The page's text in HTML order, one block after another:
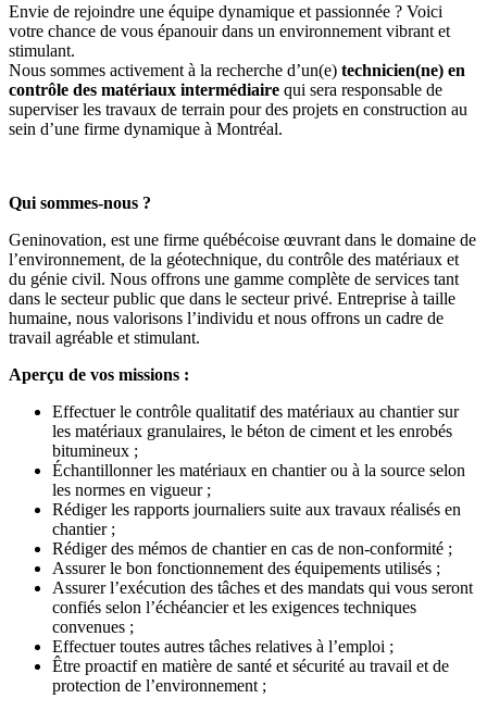
Envie de rejoindre une équipe dynamique et passionnée ? Voici
votre chance de vous épanouir dans un environnement vibrant et
stimulant.
Nous sommes activement à la recherche d’un(e) technicien(ne) en
contrôle des matériaux intermédiaire qui sera responsable de
superviser les travaux de terrain pour des projets en construction au
sein d’une firme dynamique à Montréal.
Qui sommes-nous ?
Geninovation, est une firme québécoise œuvrant dans le domaine de
l’environnement, de la géotechnique, du contrôle des matériaux et
du génie civil. Nous offrons une gamme complète de services tant
dans le secteur public que dans le secteur privé. Entreprise à taille
humaine, nous valorisons l’individu et nous offrons un cadre de
travail agréable et stimulant.
Aperçu de vos missions :
Effectuer le contrôle qualitatif des matériaux au chantier sur
les matériaux granulaires, le béton de ciment et les enrobés
bitumineux ;
Échantillonner les matériaux en chantier ou à la source selon
les normes en vigueur ;
Rédiger les rapports journaliers suite aux travaux réalisés en
chantier ;
Rédiger des mémos de chantier en cas de non-conformité ;
Assurer le bon fonctionnement des équipements utilisés ;
Assurer l’exécution des tâches et des mandats qui vous seront
confiés selon l’échéancier et les exigences techniques
convenues ;
Effectuer toutes autres tâches relatives à l’emploi ;
Être proactif en matière de santé et sécurité au travail et de
protection de l’environnement ;